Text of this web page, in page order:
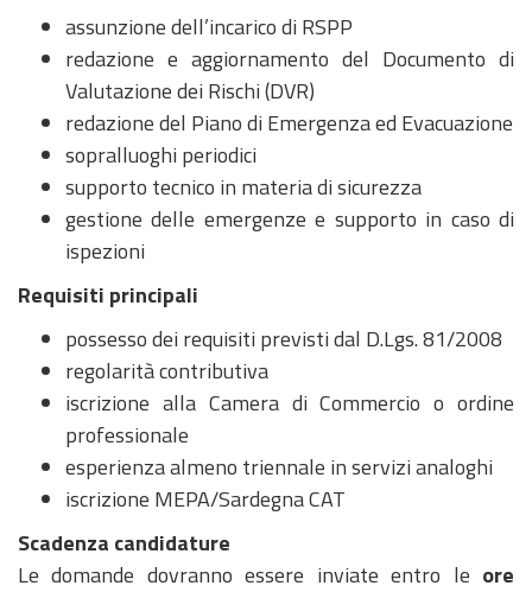
assunzione dell’incarico di RSPP
redazione e aggiornamento del Documento di
Valutazione dei Rischi (DVR)
redazione del Piano di Emergenza ed Evacuazione
sopralluoghi periodici
supporto tecnico in materia di sicurezza
gestione delle emergenze e supporto in caso di
ispezioni
Requisiti principali
possesso dei requisiti previsti dal D.Lgs. 81/2008
regolarità contributiva
iscrizione alla Camera di Commercio o ordine
professionale
esperienza almeno triennale in servizi analoghi
iscrizione MEPA/Sardegna CAT
Scadenza candidature
Le domande dovranno essere inviate entro le ore